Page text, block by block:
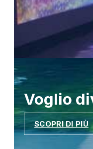
Voglio
SCOPRI DI PIÙ